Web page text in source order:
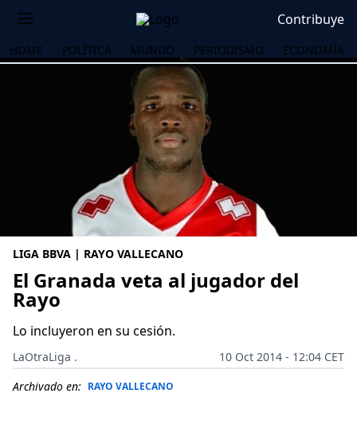
Contribuye
HOME POLÍTICA MUNDO PERIODISMO ECONOMÍA
LIGA BBVA | RAYO VALLECANO
El Granada veta al jugador del
Rayo
Lo incluyeron en su cesión.
LaOtraLiga .
10 Oct 2014 - 12:04 CET
Archivado en: RAYO VALLECANO